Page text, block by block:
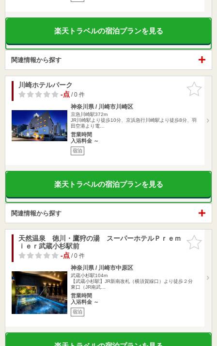
楽天トラベルの宿泊プランを見る
関連情報から探す
お気に入
りに追加
川崎ホテルパーク
-点/ 0 件
神奈川県 / 川崎市川崎区
京急川崎駅372m
JR川崎駅より徒歩10分、京浜急行川崎駅より徒歩8分、羽
田空港より電…
営業時間
入浴料金 ～
宿泊
楽天トラベルの宿泊プランを見る
関連情報から探す
お気に入
りに追加
天然温泉 徳川・鷹狩の湯 スーパーホテルＰｒｅｍ
ｉｅｒ武蔵小杉駅前
-点/ 0 件
神奈川県 / 川崎市中原区
武蔵小杉駅104m
【武蔵小杉駅】JR新南改札（横須賀線口）より徒歩２分
東口（JR南武…
営業時間
入浴料金 ～
宿泊